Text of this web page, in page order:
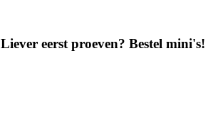
Liever eerst proeven? Bestel mini's!